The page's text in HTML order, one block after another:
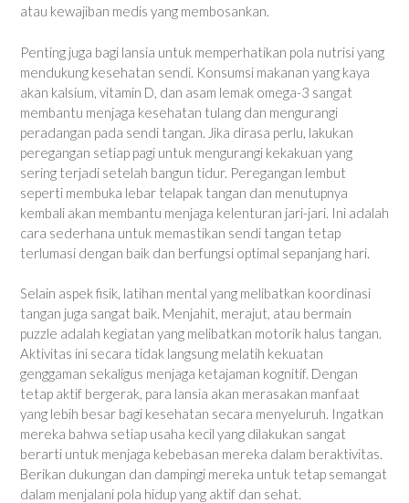
atau kewajiban medis yang membosankan.
Penting juga bagi lansia untuk memperhatikan pola nutrisi yang
mendukung kesehatan sendi. Konsumsi makanan yang kaya
akan kalsium, vitamin D, dan asam lemak omega-3 sangat
membantu menjaga kesehatan tulang dan mengurangi
peradangan pada sendi tangan. Jika dirasa perlu, lakukan
peregangan setiap pagi untuk mengurangi kekakuan yang
sering terjadi setelah bangun tidur. Peregangan lembut
seperti membuka lebar telapak tangan dan menutupnya
kembali akan membantu menjaga kelenturan jari-jari. Ini adalah
cara sederhana untuk memastikan sendi tangan tetap
terlumasi dengan baik dan berfungsi optimal sepanjang hari.
Selain aspek fisik, latihan mental yang melibatkan koordinasi
tangan juga sangat baik. Menjahit, merajut, atau bermain
puzzle adalah kegiatan yang melibatkan motorik halus tangan.
Aktivitas ini secara tidak langsung melatih kekuatan
genggaman sekaligus menjaga ketajaman kognitif. Dengan
tetap aktif bergerak, para lansia akan merasakan manfaat
yang lebih besar bagi kesehatan secara menyeluruh. Ingatkan
mereka bahwa setiap usaha kecil yang dilakukan sangat
berarti untuk menjaga kebebasan mereka dalam beraktivitas.
Berikan dukungan dan dampingi mereka untuk tetap semangat
dalam menjalani pola hidup yang aktif dan sehat.